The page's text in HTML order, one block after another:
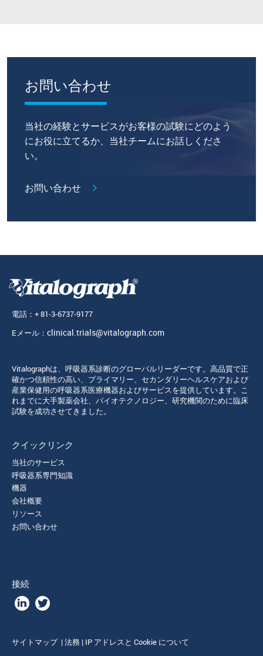
お問い合わせ
当社の経験とサービスがお客様の試験にどのよう
にお役に立てるか、当社チームにお話しくださ
い。
お問い合わせ
電話：+ 81-3-6737-9177
Eメール： clinical.trials@vitalograph.com
Vitalographは、呼吸器系診断のグローバルリーダーです。高品質で正
確かつ信頼性の高い、プライマリー、セカンダリーヘルスケアおよび
産業保健用の呼吸器系医療機器およびサービスを提供しています。こ
れまでに大手製薬会社、バイオテクノロジー、研究機関のために臨床
試験を成功させてきました。
クイックリンク
当社のサービス
呼吸器系専門知識
機器
会社概要
リソース
お問い合わせ
接続
サイトマップ |法務| IP アドレスと Cookie について